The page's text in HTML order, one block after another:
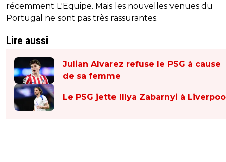
récemment L'Equipe. Mais les nouvelles venues du
Portugal ne sont pas très rassurantes.
Lire aussi
Julian Alvarez refuse le PSG à cause
de sa femme
Le PSG jette Illya Zabarnyi à